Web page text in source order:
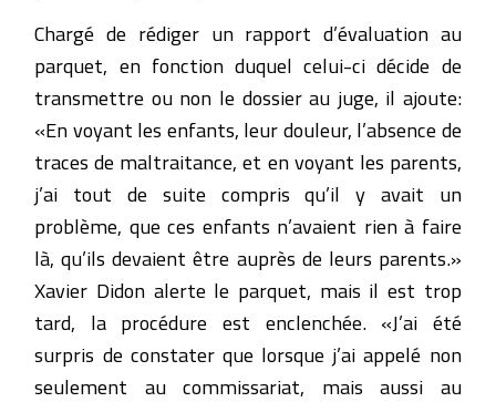
Chargé de rédiger un rapport d’évaluation au
parquet, en fonction duquel celui-ci décide de
transmettre ou non le dossier au juge, il ajoute:
«En voyant les enfants, leur douleur, l’absence de
traces de maltraitance, et en voyant les parents,
j’ai tout de suite compris qu’il y avait un
problème, que ces enfants n’avaient rien à faire
là, qu’ils devaient être auprès de leurs parents.»
Xavier Didon alerte le parquet, mais il est trop
tard, la procédure est enclenchée. «J’ai été
surpris de constater que lorsque j’ai appelé non
seulement au commissariat, mais aussi au